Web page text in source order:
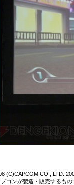
(C)CAPCOM CO., LTD.
コンが製造・販売するもの